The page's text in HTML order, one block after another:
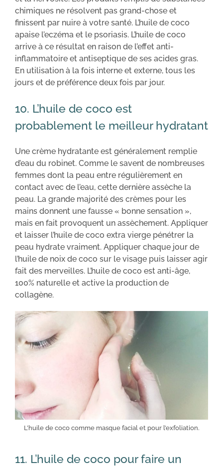
chimiques ne résolvent pas grand-chose et
finissent par nuire à votre santé. L’huile de coco
apaise l’eczéma et le psoriasis. L’huile de coco
arrive à ce résultat en raison de l’effet anti-
inflammatoire et antiseptique de ses acides gras.
En utilisation à la fois interne et externe, tous les
jours et de préférence deux fois par jour.
10. L’huile de coco est
probablement le meilleur hydratant
Une crème hydratante est généralement remplie
d’eau du robinet. Comme le savent de nombreuses
femmes dont la peau entre régulièrement en
contact avec de l’eau, cette dernière assèche la
peau. La grande majorité des crèmes pour les
mains donnent une fausse « bonne sensation »,
mais en fait provoquent un assèchement. Appliquer
et laisser l’huile de coco extra vierge pénétrer la
peau hydrate vraiment. Appliquer chaque jour de
l’huile de noix de coco sur le visage puis laisser agir
fait des merveilles. L’huile de coco est anti-âge,
100% naturelle et active la production de
collagène.
L’huile de coco comme masque facial et pour l’exfoliation.
11. L’huile de coco pour faire un